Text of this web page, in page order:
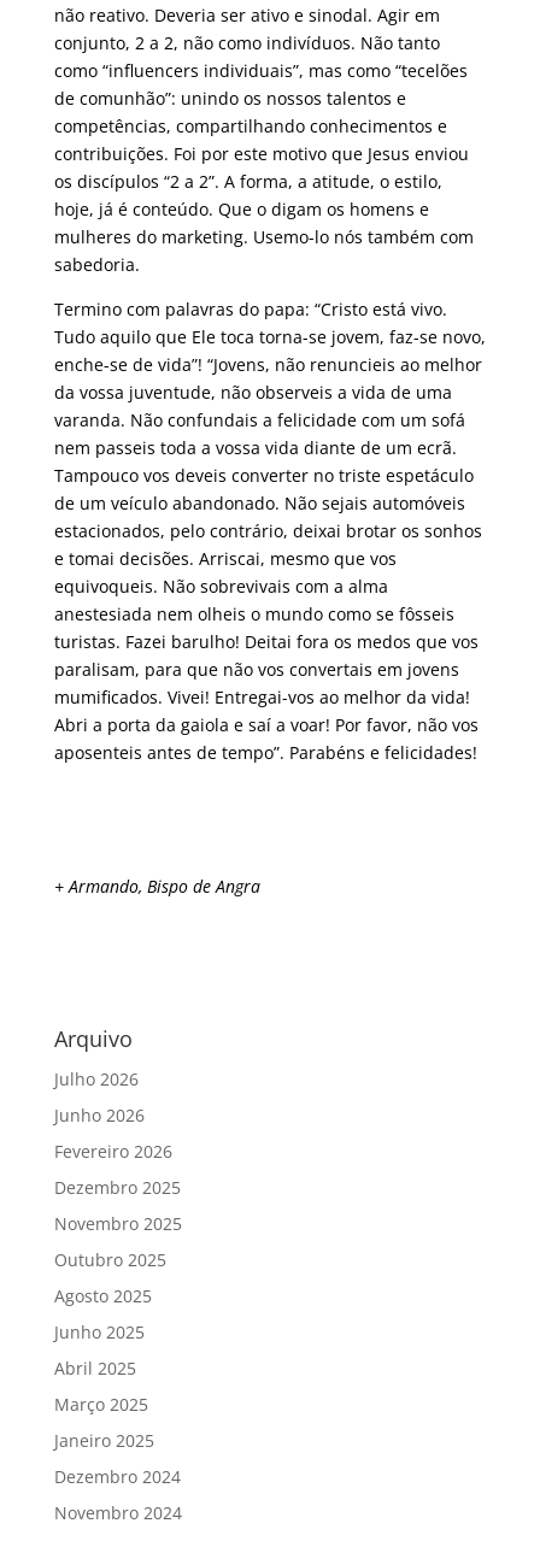
não reativo. Deveria ser ativo e sinodal. Agir em
conjunto, 2 a 2, não como indivíduos. Não tanto
como “influencers individuais”, mas como “tecelões
de comunhão”: unindo os nossos talentos e
competências, compartilhando conhecimentos e
contribuições. Foi por este motivo que Jesus enviou
os discípulos “2 a 2”. A forma, a atitude, o estilo,
hoje, já é conteúdo. Que o digam os homens e
mulheres do marketing. Usemo-lo nós também com
sabedoria.
Termino com palavras do papa: “Cristo está vivo.
Tudo aquilo que Ele toca torna-se jovem, faz-se novo,
enche-se de vida”! “Jovens, não renuncieis ao melhor
da vossa juventude, não observeis a vida de uma
varanda. Não confundais a felicidade com um sofá
nem passeis toda a vossa vida diante de um ecrã.
Tampouco vos deveis converter no triste espetáculo
de um veículo abandonado. Não sejais automóveis
estacionados, pelo contrário, deixai brotar os sonhos
e tomai decisões. Arriscai, mesmo que vos
equivoqueis. Não sobrevivais com a alma
anestesiada nem olheis o mundo como se fôsseis
turistas. Fazei barulho! Deitai fora os medos que vos
paralisam, para que não vos convertais em jovens
mumificados. Vivei! Entregai-vos ao melhor da vida!
Abri a porta da gaiola e saí a voar! Por favor, não vos
aposenteis antes de tempo”. Parabéns e felicidades!
+ Armando, Bispo de Angra
Arquivo
Julho 2026
Junho 2026
Fevereiro 2026
Dezembro 2025
Novembro 2025
Outubro 2025
Agosto 2025
Junho 2025
Abril 2025
Março 2025
Janeiro 2025
Dezembro 2024
Novembro 2024